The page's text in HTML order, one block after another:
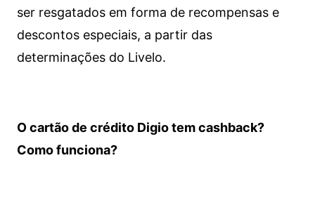
ser resgatados em forma de recompensas e
descontos especiais, a partir das
determinações do Livelo.
O cartão de crédito Digio tem cashback?
Como funciona?